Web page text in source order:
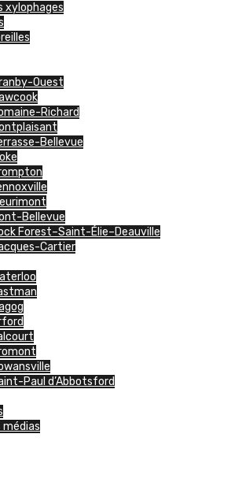
xylophages
Ouest
Richard
Bellevue
Bellevue
Forest–Saint-Élie–Deauville
Cartier
Paul d’Abbotsford
médias